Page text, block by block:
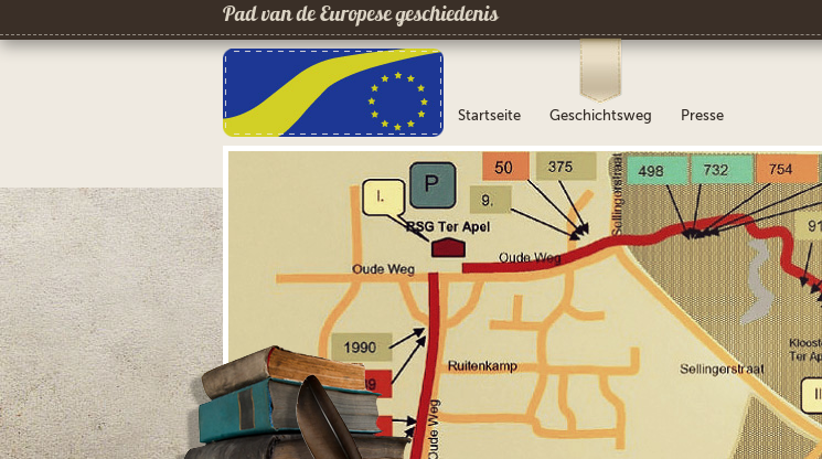
Pad van de Europese geschiedenis
Startseite Geschichtsweg Presse